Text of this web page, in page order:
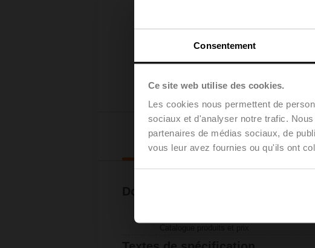
Consentement
Ce site web utilise des cookies.
Les cookies nous permettent de
sociaux et d'analyser notre trafic.
partenaires de médias sociaux, de
vous leur avez fournies ou qu'ils ont
Téléchargements